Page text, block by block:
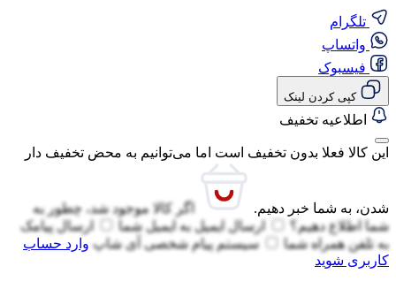
تلگرام
واتساپ
فیسبوک
کپی کردن لینک
اطلاعیه تخفیف
این کالا فعلا بدون تخفیف است اما می‌توانیم به محض تخفیف دار
شدن، به شما خبر دهیم.
اگر کالا موجود شد، چطور به
شما اطلاع دهیم؟
ارسال ایمیل به ایمیل شما
ارسال پیامک
به تلفن همراه شما سیستم پیام شخصی آی شاپ وارد حساب
کاربری شوید